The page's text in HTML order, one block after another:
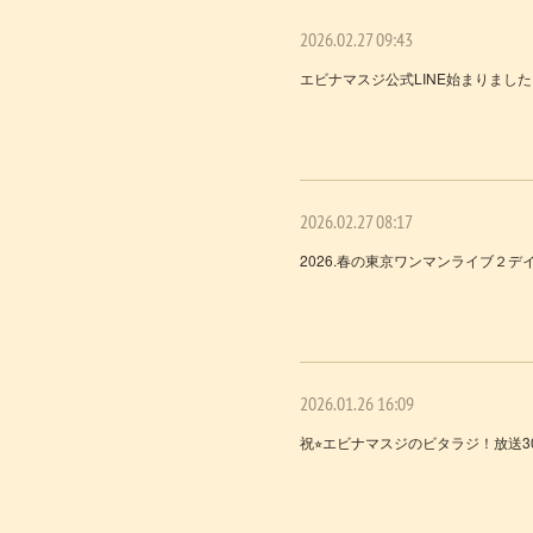
2026.02.27 09:43
エビナマスジ公式LINE始まりました
2026.02.27 08:17
2026.春の東京ワンマンライブ２デ
2026.01.26 16:09
祝⭐︎エビナマスジのビタラジ！放送